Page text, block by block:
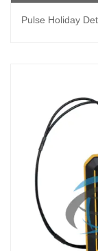
Pulse Holiday